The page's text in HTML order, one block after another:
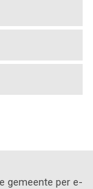
gemeente per e-